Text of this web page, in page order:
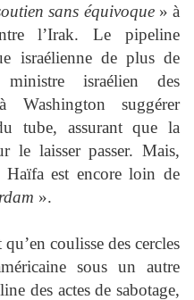
sans équivoque» à
l’Irak. Le pipeline
israélienne de plus de
israélien des
Washington suggérer
tube, assurant que la
le laisser passer. Mais,
Haïfa est encore loin de
».
coulisse des cercles
sous un autre
des actes de sabotage,